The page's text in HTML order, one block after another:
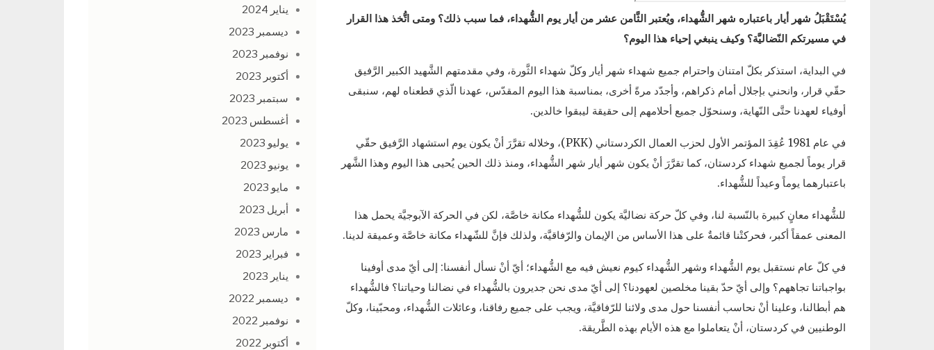
يُسْتَقْبَلُ شهر أيار باعتباره شهر الشُّهداء، ويُعتبر الثَّامن عشر من أيار يوم الشُّهداء، فما سبب ذلك؟ ومتى اتُّخذ هذا القرار
في مسيرتكم النّضاليَّة؟ وكيف ينبغي إحياء هذا اليوم؟
في البداية، استذكر بكلّ امتنان واحترام جميع شهداء شهر أيار وكلّ شهداء الثَّورة، وفي مقدمتهم الشَّهيد الكبير الرَّفيق
حقّي قرار، وانحني بإجلال أمام ذكراهم، وأجدّد مرةً أخرى، بمناسبة هذا اليوم المقدّس، عهدنا الّذي قطعناه لهم، سنبقى
أوفياء لعهدنا حتَّى النّهاية، وسنحوّل جميع أحلامهم إلى حقيقة ليبقوا خالدين.
في عام 1981 عُقِدَ المؤتمر الأول لحزب العمال الكردستاني (PKK)، وخلاله تقرَّرَ أنْ يكون يوم استشهاد الرَّفيق حقّي
قرار يوماً لجميع شهداء كردستان، كما تقرَّرَ أنْ يكون شهر أيار شهر الشُّهداء، ومنذ ذلك الحين يُحيى هذا اليوم وهذا الشَّهر
باعتبارهما يوماً وعيداً للشُّهداء.
للشُّهداء معانٍ كبيرة بالنّسبة لنا، وفي كلّ حركة نضاليَّة يكون للشُّهداء مكانة خاصَّة، لكن في الحركة الآبوجيَّة يحمل هذا
المعنى عمقاً أكبر، فحركتْنا قائمةٌ على هذا الأساس من الإيمان والرّفاقيَّة، ولذلك فإنَّ للشّهداء مكانة خاصَّة وعميقة لدينا.
في كلّ عام نستقبل يوم الشُّهداء وشهر الشُّهداء كيوم نعيش فيه مع الشُّهداء؛ أيّ أنْ نسأل أنفسنا: إلى أيّ مدى أوفينا
بواجباتنا تجاههم؟ وإلى أيّ حدّ بقينا مخلصين لعهودنا؟ إلى أيّ مدى نحن جديرون بالشُّهداء في نضالنا وحياتنا؟ فالشُّهداء
هم أبطالنا، وعلينا أنْ نحاسب أنفسنا حول مدى ولائنا للرّفاقيَّة، ويجب على جميع رفاقنا، وعائلات الشُّهداء، ومحبّينا، وكلّ
الوطنيين في كردستان، أنْ يتعاملوا مع هذه الأيام بهذه الطَّريقة.
يناير 2024
ديسمبر 2023
نوفمبر 2023
أكتوبر 2023
سبتمبر 2023
أغسطس 2023
يوليو 2023
يونيو 2023
مايو 2023
أبريل 2023
مارس 2023
فبراير 2023
يناير 2023
ديسمبر 2022
نوفمبر 2022
أكتوبر 2022